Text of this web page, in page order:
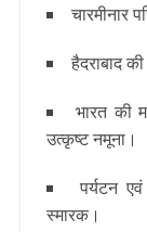
चारमीनार
हैदराबाद
भारत की
उत्कृष्ट नमूना।
पर्यटन
स्मारक।